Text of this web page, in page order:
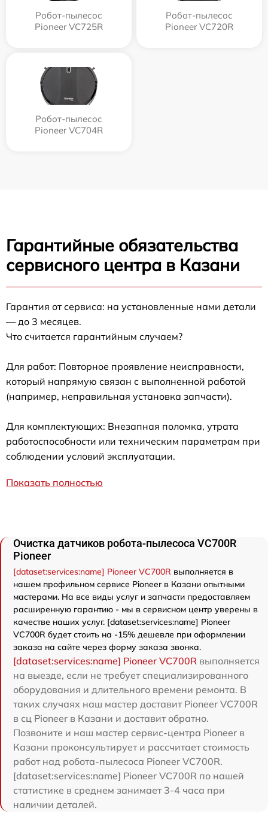
Робот-пылесос
Pioneer VC725R
Робот-пылесос
Pioneer VC720R
Робот-пылесос
Pioneer VC704R
Гарантийные обязательства
сервисного центра в Казани
Гарантия от сервиса: на установленные нами детали
— до 3 месяцев.
Что считается гарантийным случаем?
Для работ: Повторное проявление неисправности,
который напрямую связан с выполненной работой
(например, неправильная установка запчасти).
Для комплектующих: Внезапная поломка, утрата
работоспособности или техническим параметрам при
соблюдении условий эксплуатации.
Показать полностью
Очистка датчиков робота-пылесоса VC700R
Pioneer
[dataset:services:name] Pioneer VC700R выполняется в
нашем профильном сервисе Pioneer в Казани опытными
мастерами. На все виды услуг и запчасти предоставляем
расширенную гарантию - мы в сервисном центр уверены в
качестве наших услуг. [dataset:services:name] Pioneer
VC700R будет стоить на -15% дешевле при оформлении
заказа на сайте через форму заказа звонка.
[dataset:services:name] Pioneer VC700R выполняется
на выезде, если не требует специализированного
оборудования и длительного времени ремонта. В
таких случаях наш мастер доставит Pioneer VC700R
в сц Pioneer в Казани и доставит обратно.
Позвоните и наш мастер сервис-центра Pioneer в
Казани проконсультирует и рассчитает стоимость
работ над робота-пылесоса Pioneer VC700R.
[dataset:services:name] Pioneer VC700R по нашей
статистике в среднем занимает 3-4 часа при
наличии деталей.